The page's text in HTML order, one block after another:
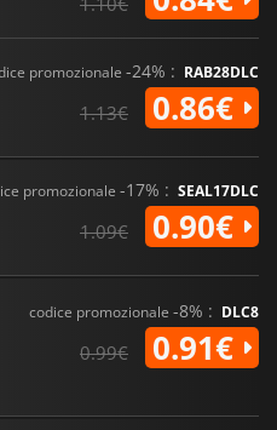
promozionale -24% : RAB28DLC
1.13€ 0.86€
promozionale -17% : SEAL17DLC
1.09€ 0.90€
codice promozionale -8% : DLC8
0.99€ 0.91€